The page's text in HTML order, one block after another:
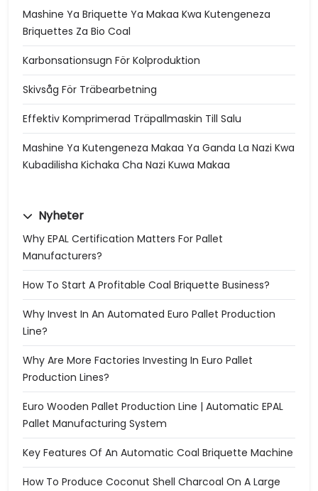
Mashine Ya Briquette Ya Makaa Kwa Kutengeneza
Briquettes Za Bio Coal
Karbonsationsugn För Kolproduktion
Skivsåg För Träbearbetning
Effektiv Komprimerad Träpallmaskin Till Salu
Mashine Ya Kutengeneza Makaa Ya Ganda La Nazi Kwa
Kubadilisha Kichaka Cha Nazi Kuwa Makaa
Nyheter
Why EPAL Certification Matters For Pallet
Manufacturers?
How To Start A Profitable Coal Briquette Business?
Why Invest In An Automated Euro Pallet Production
Line?
Why Are More Factories Investing In Euro Pallet
Production Lines?
Euro Wooden Pallet Production Line | Automatic EPAL
Pallet Manufacturing System
Key Features Of An Automatic Coal Briquette Machine
How To Produce Coconut Shell Charcoal On A Large